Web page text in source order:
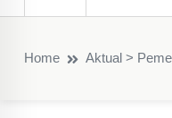
Home Aktual >